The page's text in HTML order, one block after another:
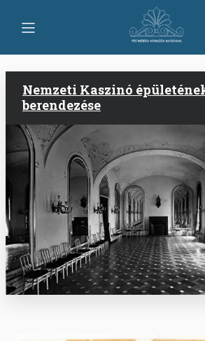
tartalomra
Nemzeti Kaszinó
berendezése